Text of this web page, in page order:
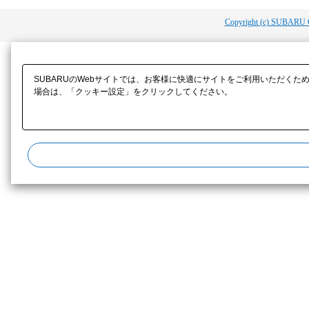
Copyright (c) SUBARU
SUBARUのWebサイトでは、お客様に快適にサイトをご利用いただく
場合は、「クッキー設定」をクリックしてください。​